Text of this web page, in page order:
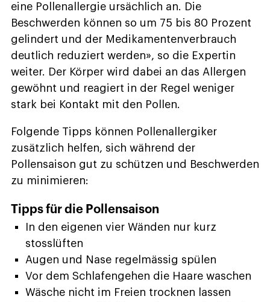
eine Pollenallergie ursächlich an. Die
Beschwerden können so um 75 bis 80 Prozent
gelindert und der Medikamentenverbrauch
deutlich reduziert werden», so die Expertin
weiter. Der Körper wird dabei an das Allergen
gewöhnt und reagiert in der Regel weniger
stark bei Kontakt mit den Pollen.
Folgende Tipps können Pollenallergiker
zusätzlich helfen, sich während der
Pollensaison gut zu schützen und Beschwerden
zu minimieren:
Tipps für die Pollensaison
In den eigenen vier Wänden nur kurz
stosslüften
Augen und Nase regelmässig spülen
Vor dem Schlafengehen die Haare waschen
Wäsche nicht im Freien trocknen lassen